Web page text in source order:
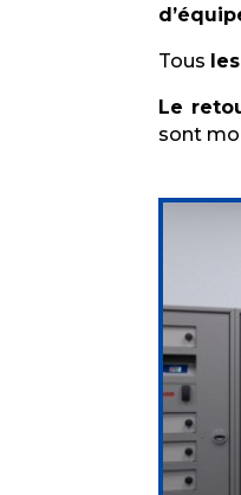
Tous
Le
sont